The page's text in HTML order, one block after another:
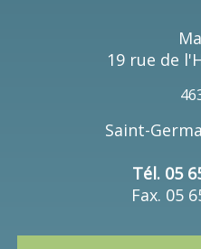
19 rue de
Saint-
Tél. 05
Fax. 05